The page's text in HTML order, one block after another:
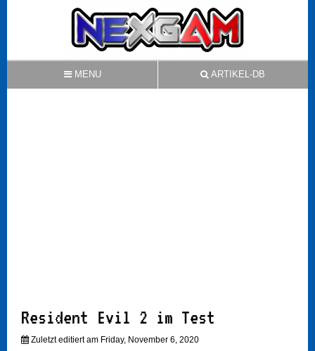
MENU ARTIKEL-DB
Resident Evil 2 im Test
Zuletzt editiert am Friday, November 6, 2020